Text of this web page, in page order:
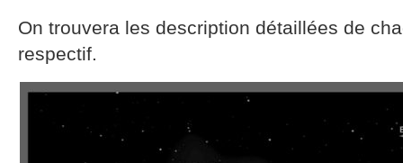
On trouvera les description détaillées de
respectif.